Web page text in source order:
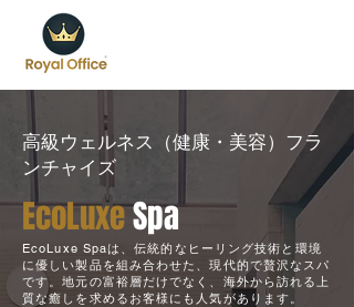
高級ウェルネス（健康・美容）フラ
ンチャイズ
EcoLuxeSpa
EcoLuxe Spaは、伝統的なヒーリング技術と環境
に優しい製品を組み合わせた、現代的で贅沢なスパ
です。地元の富裕層だけでなく、海外から訪れる上
質な癒しを求めるお客様にも人気があります。